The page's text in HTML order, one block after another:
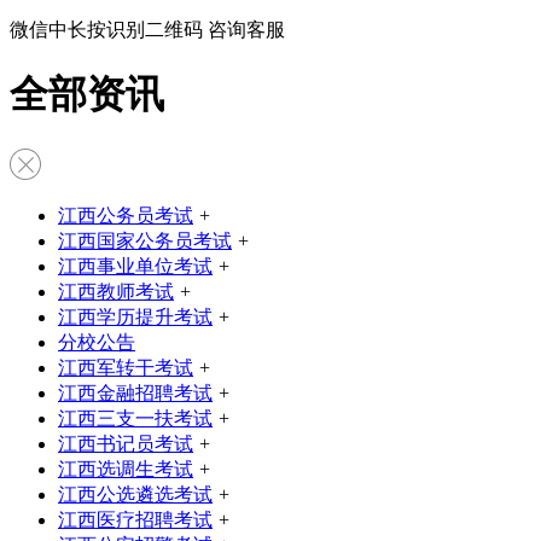
微信中长按识别二维码 咨询客服
全部资讯
江西公务员考试 +
江西国家公务员考试 +
江西事业单位考试 +
江西教师考试 +
江西学历提升考试 +
分校公告
江西军转干考试 +
江西金融招聘考试 +
江西三支一扶考试 +
江西书记员考试 +
江西选调生考试 +
江西公选遴选考试 +
江西医疗招聘考试 +